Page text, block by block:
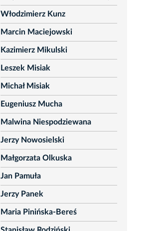
Włodzimierz Kunz
Marcin Maciejowski
Kazimierz Mikulski
Leszek Misiak
Michał Misiak
Eugeniusz Mucha
Malwina Niespodziewana
Jerzy Nowosielski
Małgorzata Olkuska
Jan Pamuła
Jerzy Panek
Maria Pinińska-Bereś